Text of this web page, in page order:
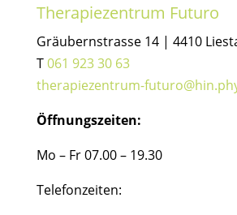
Therapiezentrum Futuro
Gräubernstrasse 14 | 4410
T061 923 30 63
therapiezentrum-
Öffnungszeiten:
Mo – Fr 07.00 – 19.30
Telefonzeiten: